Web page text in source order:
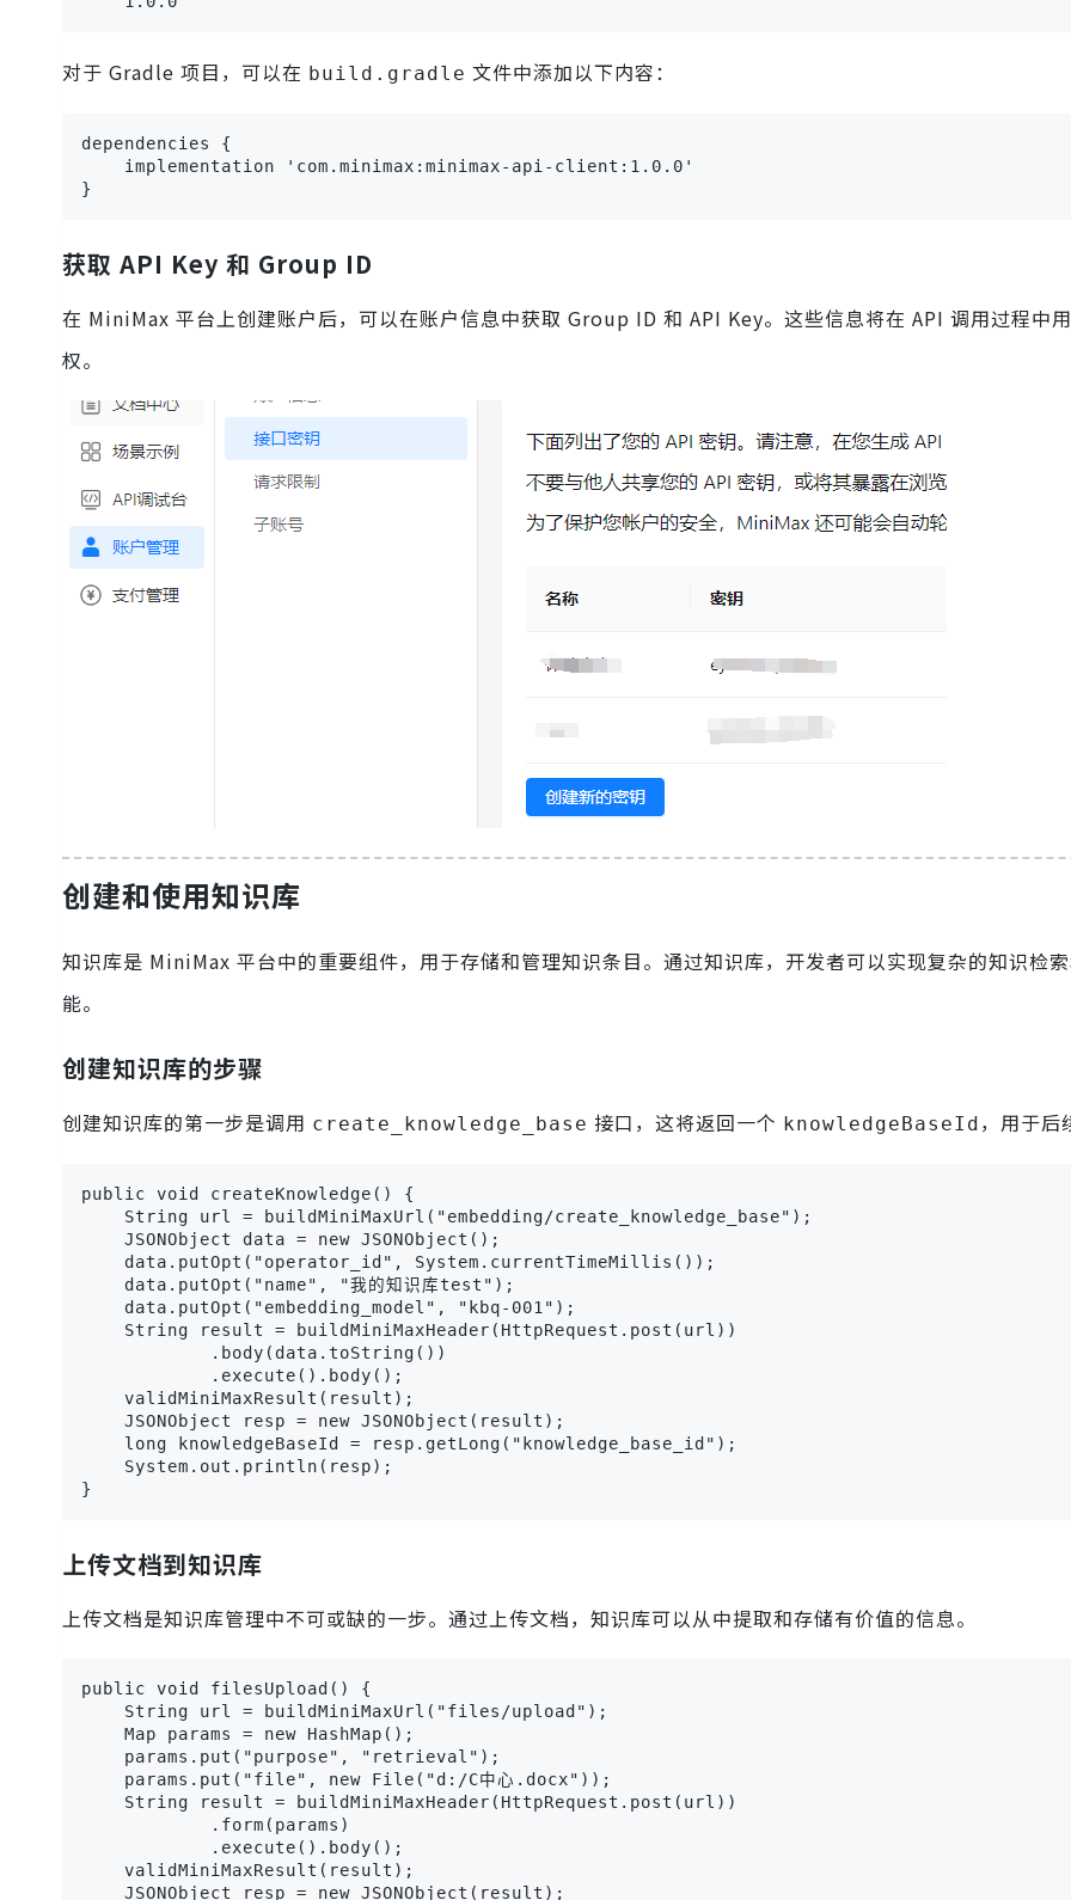
对于 Gradle 项目，可以在 build.gradle 文件中添加以下内容：
dependencies {
    implementation 'com.minimax:minimax-api-client:1.0.0'
}
获取 API Key 和 Group ID
在 MiniMax 平台上创建账户后，可以在账户信息中获取 Group ID 和 API Key。这些信息将在 API 调用过程中
权。
创建和使用知识库
知识库是 MiniMax 平台中的重要组件，用于存储和管理知识条目。通过知识库，开发者可以实现复杂的知识检
能。
创建知识库的步骤
创建知识库的第一步是调用 create_knowledge_base 接口，这将返回一个 knowledgeBaseId ，用于后
public void createKnowledge() {
    String url = buildMiniMaxUrl("embedding/create_knowledge_base");
    JSONObject data = new JSONObject();
    data.putOpt("operator_id", System.currentTimeMillis());
    data.putOpt("name", "我的知识库test");
    data.putOpt("embedding_model", "kbq-001");
    String result = buildMiniMaxHeader(HttpRequest.post(url))
            .body(data.toString())
            .execute().body();
    validMiniMaxResult(result);
    JSONObject resp = new JSONObject(result);
    long knowledgeBaseId = resp.getLong("knowledge_base_id");
    System.out.println(resp);
}
上传文档到知识库
上传文档是知识库管理中不可或缺的一步。通过上传文档，知识库可以从中提取和存储有价值的信息。
public void filesUpload() {
    String url = buildMiniMaxUrl("files/upload");
    Map params = new HashMap();
    params.put("purpose", "retrieval");
    params.put("file", new File("d:/C中心.docx"));
    String result = buildMiniMaxHeader(HttpRequest.post(url))
            .form(params)
            .execute().body();
    validMiniMaxResult(result);
    JSONObject resp = new JSONObject(result);